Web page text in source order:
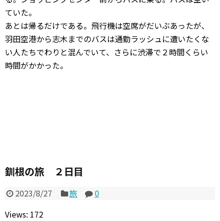
ていた。
あとは帰るだけである。飛行機は空席がだいぶあったが、
羽田空港から志木までのバスは通勤ラッシュに遭いたくな
い人たちでわりと混んでいて、さらに渋滞で２時間くらい
時間がかかった。
釧根の旅 ２日目
2023/8/27 旅
0
Views: 172